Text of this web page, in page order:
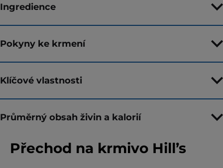
Ingredience
Pokyny ke krmení
Klíčové vlastnosti
Průměrný obsah živin a kalorií
Přechod na krmivo Hill’s